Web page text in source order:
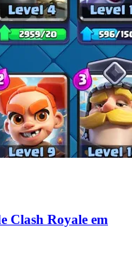
Clash Royale em